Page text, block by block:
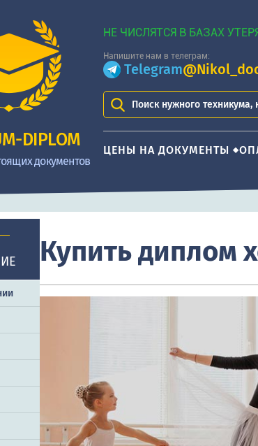
DIPLOM
документов
НЕ ЧИСЛЯТСЯ В БАЗАХ
Напишите нам в телеграм:
Telegram
Поиск нужного техникума,
ЦЕНЫ НА ДОКУМЕНТЫ
Купить диплом